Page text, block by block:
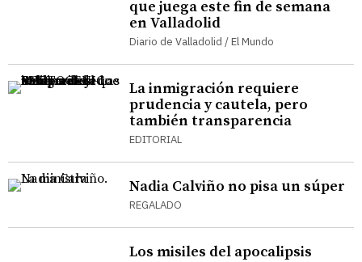
que juega este fin de semana
en Valladolid
Diario de Valladolid / El Mundo
La inmigración requiere
prudencia y cautela, pero
también transparencia
EDITORIAL
Nadia Calviño no pisa un súper
REGALADO
Los misiles del apocalipsis